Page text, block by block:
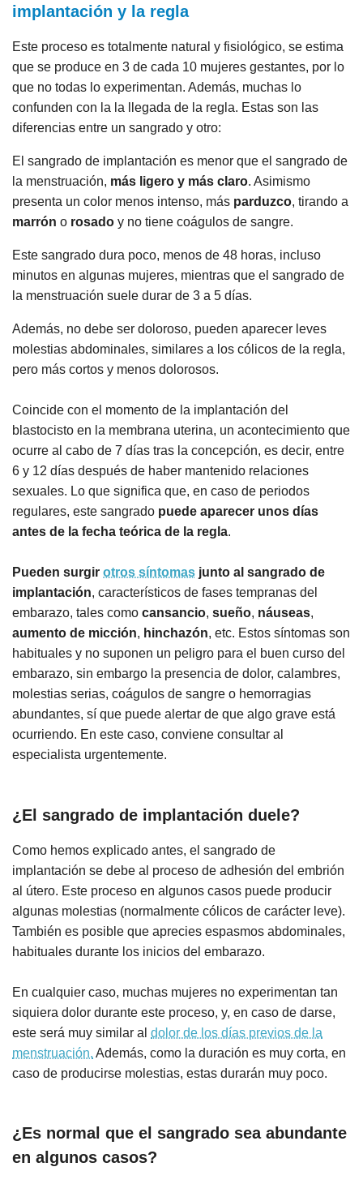
implantación y la regla
Este proceso es totalmente natural y fisiológico, se estima
que se produce en 3 de cada 10 mujeres gestantes, por lo
que no todas lo experimentan. Además, muchas lo
confunden con la la llegada de la regla. Estas son las
diferencias entre un sangrado y otro:
El sangrado de implantación es menor que el sangrado de
la menstruación, más ligero y más claro. Asimismo
presenta un color menos intenso, más parduzco, tirando a
marrón o rosado y no tiene coágulos de sangre.
Este sangrado dura poco, menos de 48 horas, incluso
minutos en algunas mujeres, mientras que el sangrado de
la menstruación suele durar de 3 a 5 días.
Además, no debe ser doloroso, pueden aparecer leves
molestias abdominales, similares a los cólicos de la regla,
pero más cortos y menos dolorosos.
Coincide con el momento de la implantación del
blastocisto en la membrana uterina, un acontecimiento que
ocurre al cabo de 7 días tras la concepción, es decir, entre
6 y 12 días después de haber mantenido relaciones
sexuales. Lo que significa que, en caso de periodos
regulares, este sangrado puede aparecer unos días
antes de la fecha teórica de la regla.
Pueden surgir otros síntomas junto al sangrado de
implantación, característicos de fases tempranas del
embarazo, tales como cansancio, sueño, náuseas,
aumento de micción, hinchazón, etc. Estos síntomas son
habituales y no suponen un peligro para el buen curso del
embarazo, sin embargo la presencia de dolor, calambres,
molestias serias, coágulos de sangre o hemorragias
abundantes, sí que puede alertar de que algo grave está
ocurriendo. En este caso, conviene consultar al
especialista urgentemente.
¿El sangrado de implantación duele?
Como hemos explicado antes, el sangrado de
implantación se debe al proceso de adhesión del embrión
al útero. Este proceso en algunos casos puede producir
algunas molestias (normalmente cólicos de carácter leve).
También es posible que aprecies espasmos abdominales,
habituales durante los inicios del embarazo.
En cualquier caso, muchas mujeres no experimentan tan
siquiera dolor durante este proceso, y, en caso de darse,
este será muy similar al dolor de los días previos de la
menstruación. Además, como la duración es muy corta, en
caso de producirse molestias, estas durarán muy poco.
¿Es normal que el sangrado sea abundante
en algunos casos?